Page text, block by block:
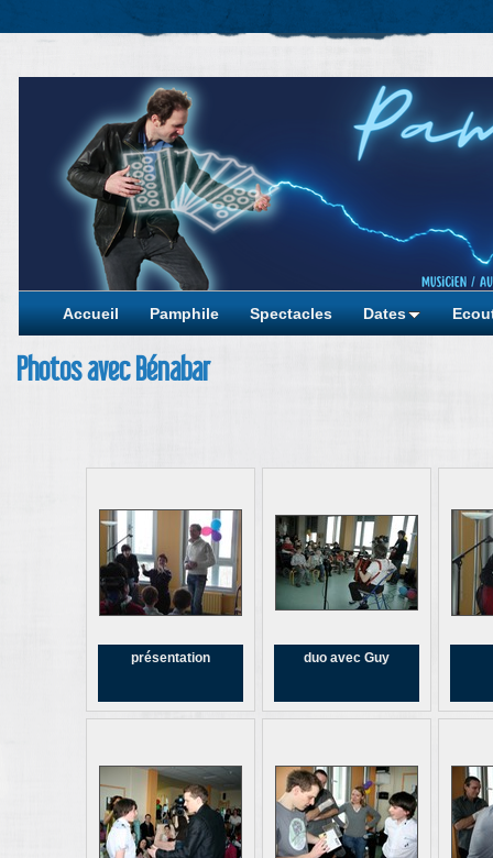
Accueil Pamphile Spectacles Dates
Photos avec Bénabar
présentation duo avec Guy